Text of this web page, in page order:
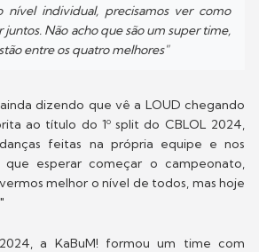
nível individual, precisamos ver como
juntos. Não acho que são um super time,
entre os quatro melhores"
dizendo que vê a LOUD chegando
ao título do 1º split do CBLOL 2024,
feitas na própria equipe e nos
que esperar começar o campeonato,
melhor o nível de todos, mas hoje
a KaBuM! formou um time com